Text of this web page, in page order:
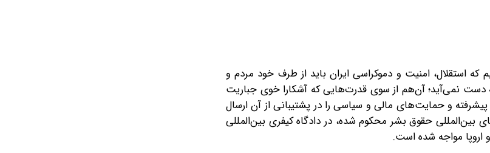
استقلال، امنیت و دموکراسی ایران باید از طرف خود مردم و
دست نمی‌آید؛ آن‌هم از سوی قدرت‌هایی که آشکارا خوی جباریت
و حمایت‌های مالی و سیاسی را در پشتیبانی از آن ارسال
حقوق بشر محکوم شده، در دادگاه کیفری بین‌المللی
مواجه شده است.